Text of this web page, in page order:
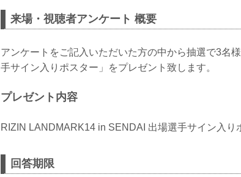
来場・視聴者アンケート 概要
アンケートをご記入いただいた方の中から抽選で3名
手サイン入りポスター」をプレゼント致します。
プレゼント内容
RIZIN LANDMARK14 in SENDAI 出場選手サイン入
回答期限